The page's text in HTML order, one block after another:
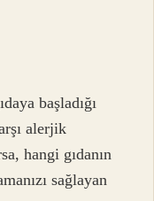
başladığı
alerjik
hangi gıdanın
sağlayan